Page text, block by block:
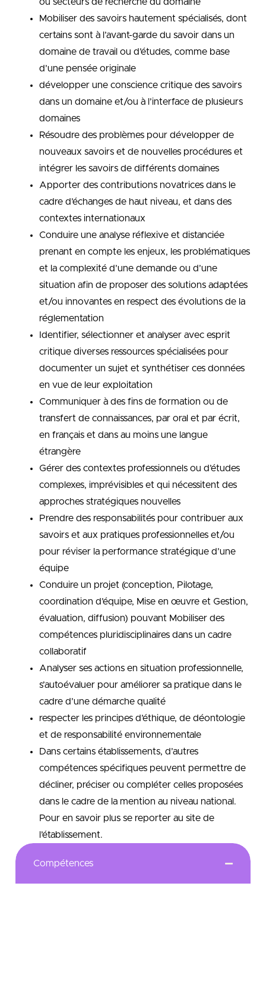
Mobiliser des savoirs hautement spécialisés, dont
certains sont à l’avant-garde du savoir dans un
domaine de travail ou d’études, comme base
d’une pensée originale
développer une conscience critique des savoirs
dans un domaine et/ou à l’interface de plusieurs
domaines
Résoudre des problèmes pour développer de
nouveaux savoirs et de nouvelles procédures et
intégrer les savoirs de différents domaines
Apporter des contributions novatrices dans le
cadre d’échanges de haut niveau, et dans des
contextes internationaux
Conduire une analyse réflexive et distanciée
prenant en compte les enjeux, les problématiques
et la complexité d’une demande ou d’une
situation afin de proposer des solutions adaptées
et/ou innovantes en respect des évolutions de la
réglementation
Identifier, sélectionner et analyser avec esprit
critique diverses ressources spécialisées pour
documenter un sujet et synthétiser ces données
en vue de leur exploitation
Communiquer à des fins de formation ou de
transfert de connaissances, par oral et par écrit,
en français et dans au moins une langue
étrangère
Gérer des contextes professionnels ou d’études
complexes, imprévisibles et qui nécessitent des
approches stratégiques nouvelles
Prendre des responsabilités pour contribuer aux
savoirs et aux pratiques professionnelles et/ou
pour réviser la performance stratégique d’une
équipe
Conduire un projet (conception, Pilotage,
coordination d’équipe, Mise en œuvre et Gestion,
évaluation, diffusion) pouvant Mobiliser des
compétences pluridisciplinaires dans un cadre
collaboratif
Analyser ses actions en situation professionnelle,
s’autoévaluer pour améliorer sa pratique dans le
cadre d’une démarche qualité
respecter les principes d’éthique, de déontologie
et de responsabilité environnementale
Dans certains établissements, d’autres
compétences spécifiques peuvent permettre de
décliner, préciser ou compléter celles proposées
dans le cadre de la mention au niveau national.
Pour en savoir plus se reporter au site de
l’établissement.
Compétences